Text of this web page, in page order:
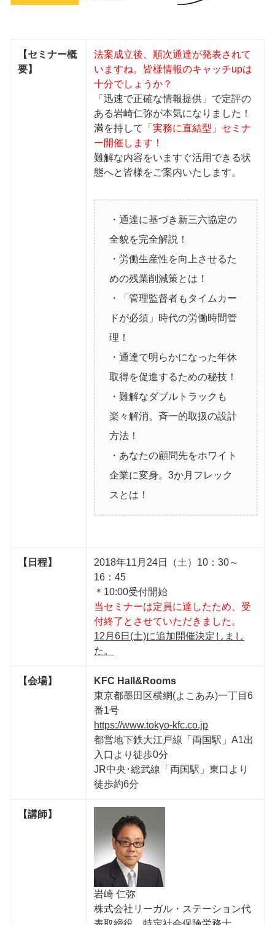
【セミナー概
要】
法案成立後、順次通達が発表されて
いますね。皆様情報のキャッチupは
十分でしょうか？
「迅速で正確な情報提供」で定評の
ある岩崎仁弥が本気になりました！
満を持して
「実務に直結型」セミナ
ー開催します！
難解な内容をいますぐ活用できる状
態へと皆様をご案内いたします。
・通達に基づき新三六協定の
全貌を完全解説！
・労働生産性を向上させるた
めの残業削減策とは！
・「管理監督者もタイムカー
ドが必須」時代の労働時間管
理！
・通達で明らかになった年休
取得を促進するための秘技！
・難解なダブルトラックも
楽々解消。斉一的取扱の設計
方法！
・あなたの顧問先をホワイト
企業に変身。3か月フレック
スとは！
【日程】
2018年11月24日（土）10：30～
16：45
＊10:00受付開始
当セミナーは定員に達したため、受
付終了とさせていただきました。
12月6日(土)に追加開催決定しまし
た。
【会場】
KFC Hall&Rooms
東京都墨田区横網(よこあみ)一丁目6
番1号
https://www.tokyo-kfc.co.jp
都営地下鉄大江戸線「両国駅」A1出
入口より徒歩0分
JR中央･総武線「両国駅」東口より
徒歩約6分
【講師】
岩崎 仁弥
株式会社リーガル・ステーション代